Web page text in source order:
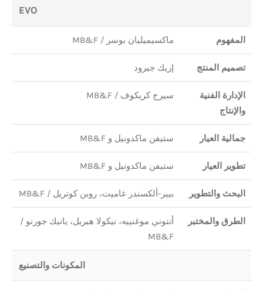
EVO
المفهوم ماكسيميليان بوسر / MB&F
تصميم المنتج إريك جيرود
الإدارة الفنية
والإنتاج
سيرج كريكوف / MB&F
جمالية العيار ستيفن ماكدونيل و MB&F
تطوير العيار ستيفن ماكدونيل و MB&F
البحث والتطوير بيير-ألكسندر غاميت، روبن كوتريل / MB&F
الطرق والمختبر
أنتوني موغنييه، نيكولا هيريل، يانيك جورنو /
MB&F
المكونات والتصنيع